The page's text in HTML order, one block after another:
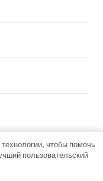
чтобы помочь
пользовательский